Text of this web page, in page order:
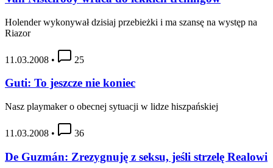
Holender wykonywał dzisiaj przebieżki i ma szansę na występ na
Riazor
11.03.2008 • 25
Guti: To jeszcze nie koniec
Nasz playmaker o obecnej sytuacji w lidze hiszpańskiej
11.03.2008 • 36
De Guzmán: Zrezygnuję z seksu, jeśli strzelę Realowi